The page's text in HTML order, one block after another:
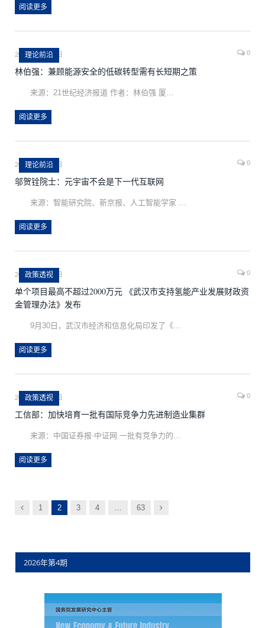
阅读更多
理论前沿
2022年11月18日 0
林伯强：兼顾能源安全的低碳转型需有长短期之策
来源：21世纪经济报道 作者：林伯强 厦…
阅读更多
理论前沿
2022年11月18日 0
邬贺铨院士：元宇宙不会是下一代互联网
来源：智能研究院、新京报、人工智能学家 …
阅读更多
政策透视
2022年11月18日 0
单个项目最高不超过2000万元 《武汉市支持氢能产业发展财政资
金管理办法》发布
9月30日，武汉市经济和信息化局印发了《…
阅读更多
政策透视
2022年11月18日 0
工信部：加快培育一批有国际竞争力先进制造业集群
来源：中国证券报·中证网 一批有竞争力的…
阅读更多
以
1 2 3 4 … 63
下
2026年第4期